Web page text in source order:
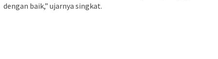
dengan baik,” ujarnya singkat.